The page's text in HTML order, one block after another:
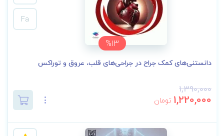
%13
Fa
داﻧﺴﺘﻨﯽﻫﺎی ﮐﻤﮏ ﺟﺮاح در ﺟﺮاﺣﯽﻫﺎی ﻗﻠﺐ، ﻋﺮوق و ﺗﻮراﮐﺲ
1,390,000
1,220,000 تومان